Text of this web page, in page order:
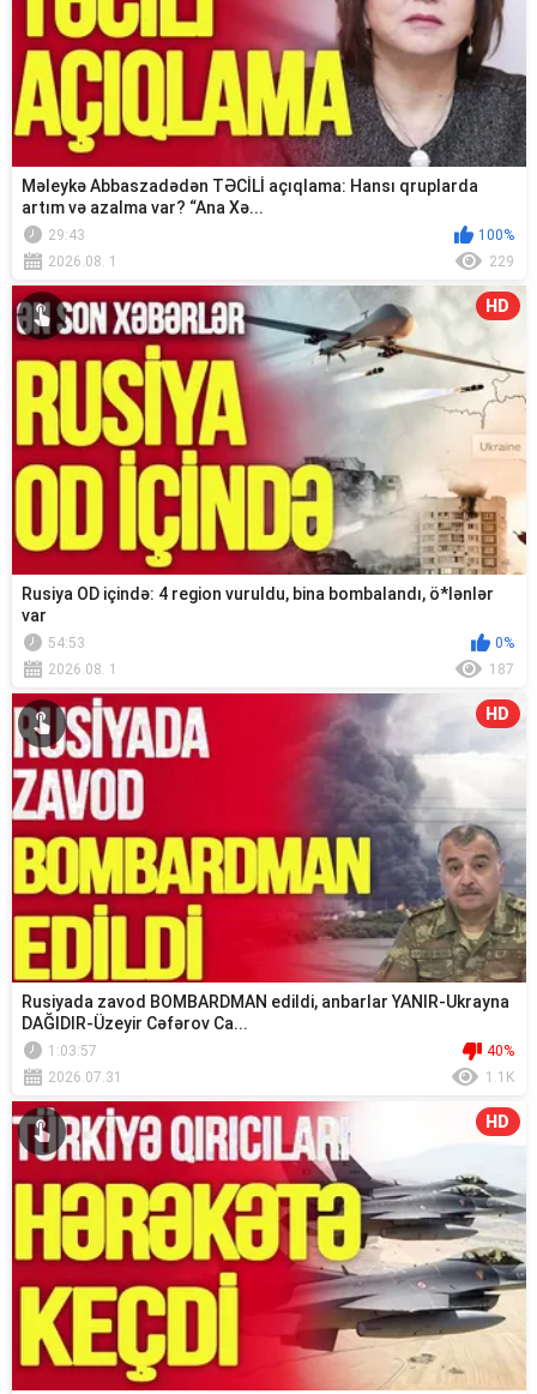
Məleykə Abbaszadədən TƏCİLİ açıqlama: Hansı qruplarda
artım və azalma var? “Ana Xə...
29:43
100%
2026.08. 1
229
HD
Rusiya OD içində: 4 region vuruldu, bina bombalandı, ö*lənlər
var
54:53
0%
2026.08. 1
187
HD
Rusiyada zavod BOMBARDMAN edildi, anbarlar YANIR-Ukrayna
DAĞIDIR-Üzeyir Cəfərov Ca...
1:03:57
40%
2026.07.31
1.1K
HD